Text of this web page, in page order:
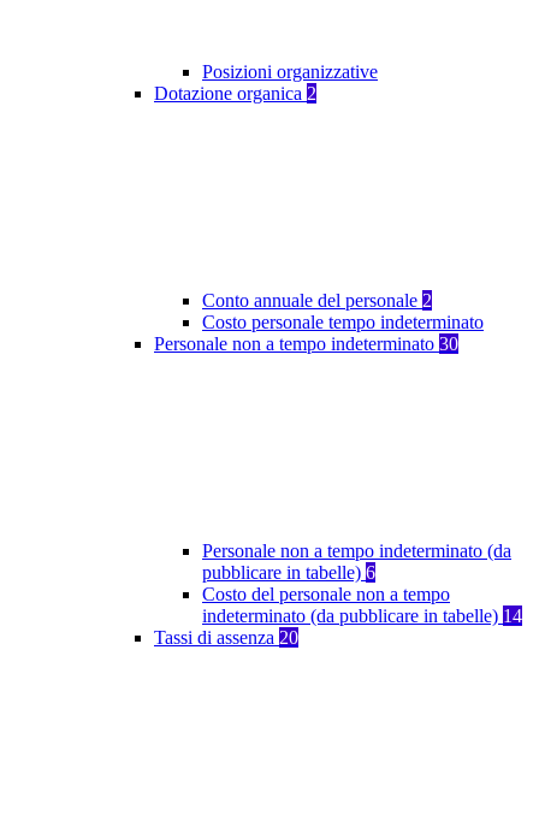
Posizioni organizzative
Dotazione organica 2
Conto annuale del personale 2
Costo personale tempo indeterminato
Personale non a tempo indeterminato 30
Personale non a tempo indeterminato (da
pubblicare in tabelle) 6
Costo del personale non a tempo
indeterminato (da pubblicare in tabelle) 14
Tassi di assenza 20